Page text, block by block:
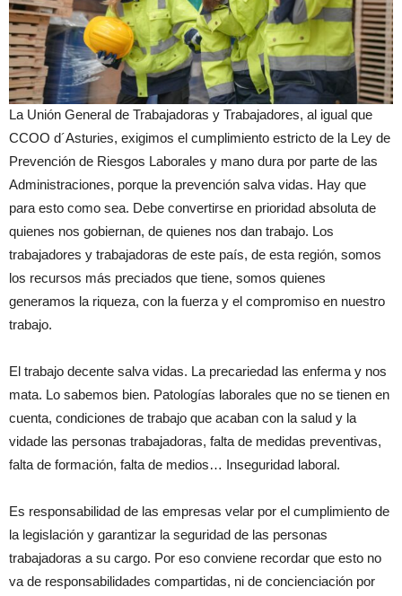
La Unión General de Trabajadoras y Trabajadores, al igual que
CCOO d´Asturies, exigimos el cumplimiento estricto de la Ley de
Prevención de Riesgos Laborales y mano dura por parte de las
Administraciones, porque la prevención salva vidas. Hay que
para esto como sea. Debe convertirse en prioridad absoluta de
quienes nos gobiernan, de quienes nos dan trabajo. Los
trabajadores y trabajadoras de este país, de esta región, somos
los recursos más preciados que tiene, somos quienes
generamos la riqueza, con la fuerza y el compromiso en nuestro
trabajo.
El trabajo decente salva vidas. La precariedad las enferma y nos
mata. Lo sabemos bien. Patologías laborales que no se tienen en
cuenta, condiciones de trabajo que acaban con la salud y la
vidade las personas trabajadoras, falta de medidas preventivas,
falta de formación, falta de medios… Inseguridad laboral.
Es responsabilidad de las empresas velar por el cumplimiento de
la legislación y garantizar la seguridad de las personas
trabajadoras a su cargo. Por eso conviene recordar que esto no
va de responsabilidades compartidas, ni de concienciación por